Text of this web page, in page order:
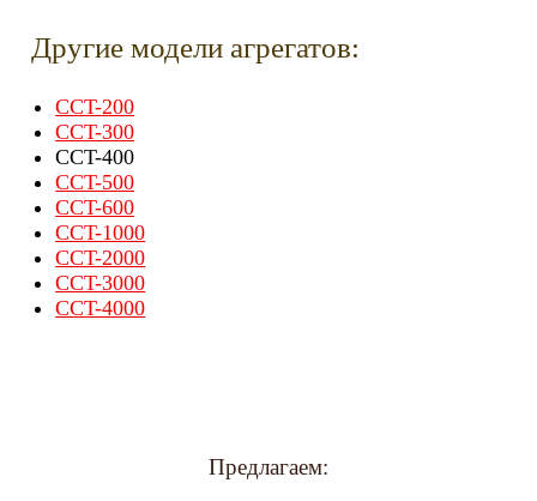
Другие модели агрегатов:
CCT-200
CCT-300
CCT-400
CCT-500
CCT-600
CCT-1000
CCT-2000
CCT-3000
CCT-4000
Предлагаем: